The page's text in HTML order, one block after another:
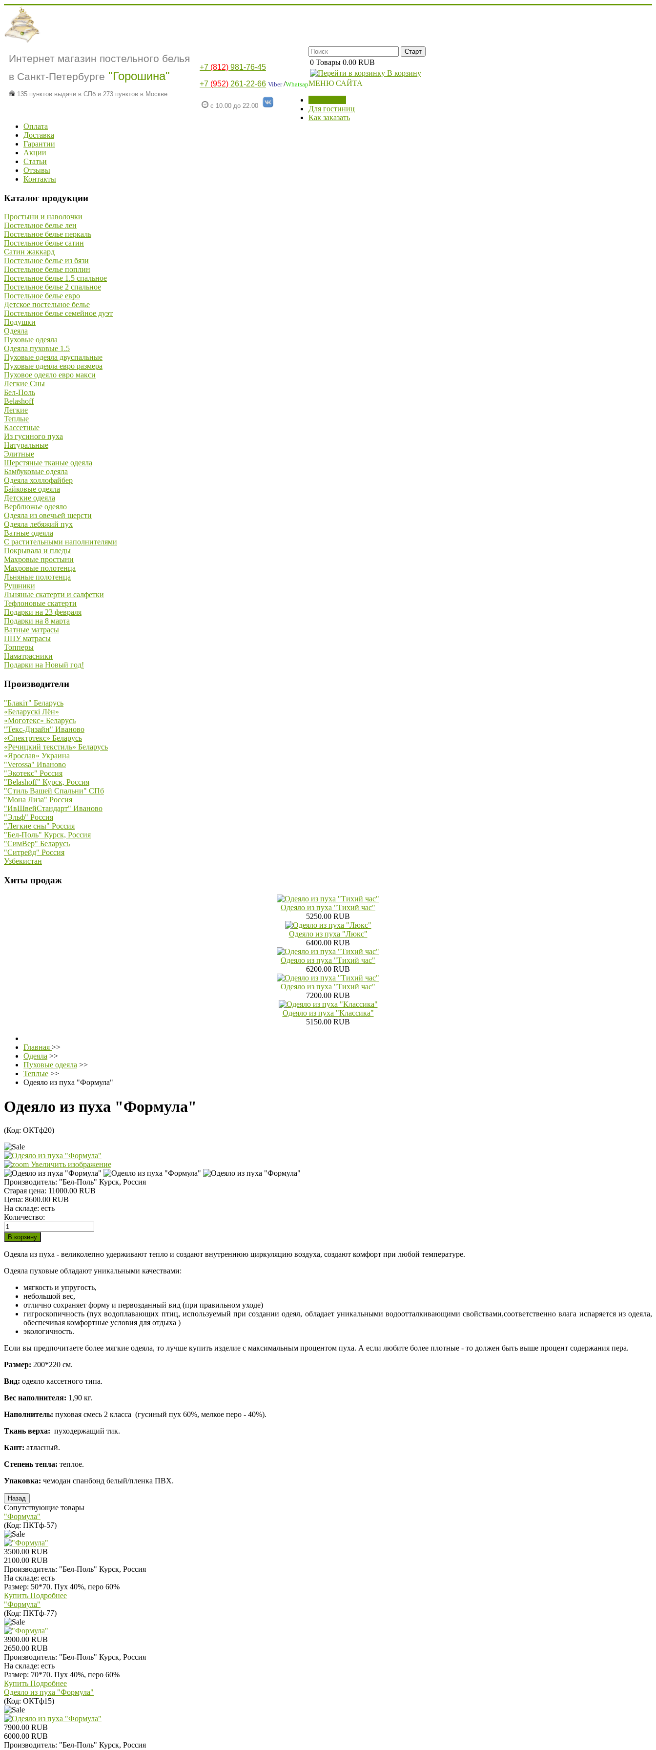
Интернет магазин постельного белья
в Санкт-Петербурге "Горошина"
135 пунктов выдачи в СПб и 273 пунктов в Москве
+7 (812) 981-76-45
+7 (952) 261-22-66 Viber/Whatsap
с 10.00 до 22.00
0 Товары 0.00 RUB
В корзину
МЕНЮ САЙТА
Для гостиниц
Как заказать
Оплата
Доставка
Гарантии
Акции
Статьи
Отзывы
Контакты
Каталог продукции
Простыни и наволочки
Постельное белье лен
Постельное белье перкаль
Постельное белье сатин
Сатин жаккард
Постельное белье из бязи
Постельное белье поплин
Постельное белье 1.5 спальное
Постельное белье 2 спальное
Постельное белье евро
Детское постельное белье
Постельное белье семейное дуэт
Подушки
Одеяла
Пуховые одеяла
Одеяла пуховые 1.5
Пуховые одеяла двуспальные
Пуховые одеяла евро размера
Пуховое одеяло евро макси
Легкие Сны
Бел-Поль
Belashoff
Легкие
Теплые
Кассетные
Из гусиного пуха
Натуральные
Элитные
Шерстяные тканые одеяла
Бамбуковые одеяла
Одеяла холлофайбер
Байковые одеяла
Детские одеяла
Верблюжье одеяло
Одеяла из овечьей шерсти
Одеяла лебяжий пух
Ватные одеяла
С растительными наполнителями
Покрывала и пледы
Махровые простыни
Махровые полотенца
Льняные полотенца
Рушники
Льняные скатерти и салфетки
Тефлоновые скатерти
Подарки на 23 февраля
Подарки на 8 марта
Ватные матрасы
ППУ матрасы
Топперы
Наматрасники
Подарки на Новый год!
Производители
"Блакiт" Беларусь
«Беларускi Лён»
«Моготекс» Беларусь
"Текс-Дизайн" Иваново
«Спектртекс» Беларусь
«Речицкий текстиль» Беларусь
«Ярослав» Украина
"Verossa" Иваново
"Экотекс" Россия
"Belashoff" Курск, Россия
"Стиль Вашей Спальни" СПб
"Мона Лиза" Россия
"ИвШвейСтандарт" Иваново
"Эльф" Россия
"Легкие сны" Россия
"Бел-Поль" Курск, Россия
"СимВер" Беларусь
"Ситрейд" Россия
Узбекистан
Хиты продаж
Одеяло из пуха "Тихий час"
5250.00 RUB
Одеяло из пуха "Люкс"
6400.00 RUB
Одеяло из пуха "Тихий час"
6200.00 RUB
Одеяло из пуха "Тихий час"
7200.00 RUB
Одеяло из пуха "Классика"
5150.00 RUB
Главная >>
Одеяла >>
Пуховые одеяла >>
Теплые >>
Одеяло из пуха "Формула"
Одеяло из пуха "Формула"
(Код: ОКТф20)
Увеличить изображение
Производитель: "Бел-Поль" Курск, Россия
Старая цена: 11000.00 RUB
Цена: 8600.00 RUB
На складе: есть
Количество:
Одеяла из пуха - великолепно удерживают тепло и создают внутреннюю циркуляцию воздуха, создают комфорт при любой температуре.
Одеяла пуховые обладают уникальными качествами:
мягкость и упругость,
небольшой вес,
отлично сохраняет форму и первозданный вид (при правильном уходе)
гигроскопичность (пух водоплавающих птиц, используемый при создании одеял, обладает уникальными водоотталкивающими свойствами,соответственно влага испаряется из одеяла,
обеспечивая комфортные условия для отдыха )
экологичность.
Если вы предпочитаете более мягкие одеяла, то лучше купить изделие с максимальным процентом пуха. А если любите более плотные - то должен быть выше процент содержания пера.
Размер: 200*220 см.
Вид: одеяло кассетного типа.
Вес наполнителя: 1,90 кг.
Наполнитель: пуховая смесь 2 класса (гусиный пух 60%, мелкое перо - 40%).
Ткань верха: пуходержащий тик.
Кант: атласный.
Степень тепла: теплое.
Упаковка: чемодан спанбонд белый/пленка ПВХ.
Сопутствующие товары
"Формула"
(Код: ПКТф-57)
3500.00 RUB
2100.00 RUB
Производитель: "Бел-Поль" Курск, Россия
На складе: есть
Размер: 50*70. Пух 40%, перо 60%
Купить Подробнее
"Формула"
(Код: ПКТф-77)
3900.00 RUB
2650.00 RUB
Производитель: "Бел-Поль" Курск, Россия
На складе: есть
Размер: 70*70. Пух 40%, перо 60%
Купить Подробнее
Одеяло из пуха "Формула"
(Код: ОКТф15)
7900.00 RUB
6000.00 RUB
Производитель: "Бел-Поль" Курск, Россия